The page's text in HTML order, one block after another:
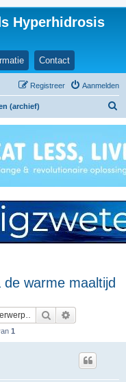
Hyperhidrosis
Contact
Aanmelden
Registreer
(archief)
k
warme maaltijd
Zoek
1